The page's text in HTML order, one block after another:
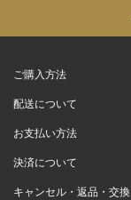
ご購入方法
配送について
お支払い方法
決済について
キャンセル・返品・交換